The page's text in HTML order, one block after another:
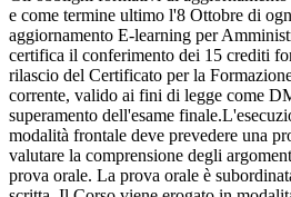
e come termine ultimo l'8 Ottobre di
aggiornamento E-learning per
certifica il conferimento dei 15 crediti
rilascio del Certificato per la
corrente, valido ai fini di legge come
superamento dell'esame
modalità frontale deve prevedere una
valutare la comprensione degli
prova orale. La prova orale è